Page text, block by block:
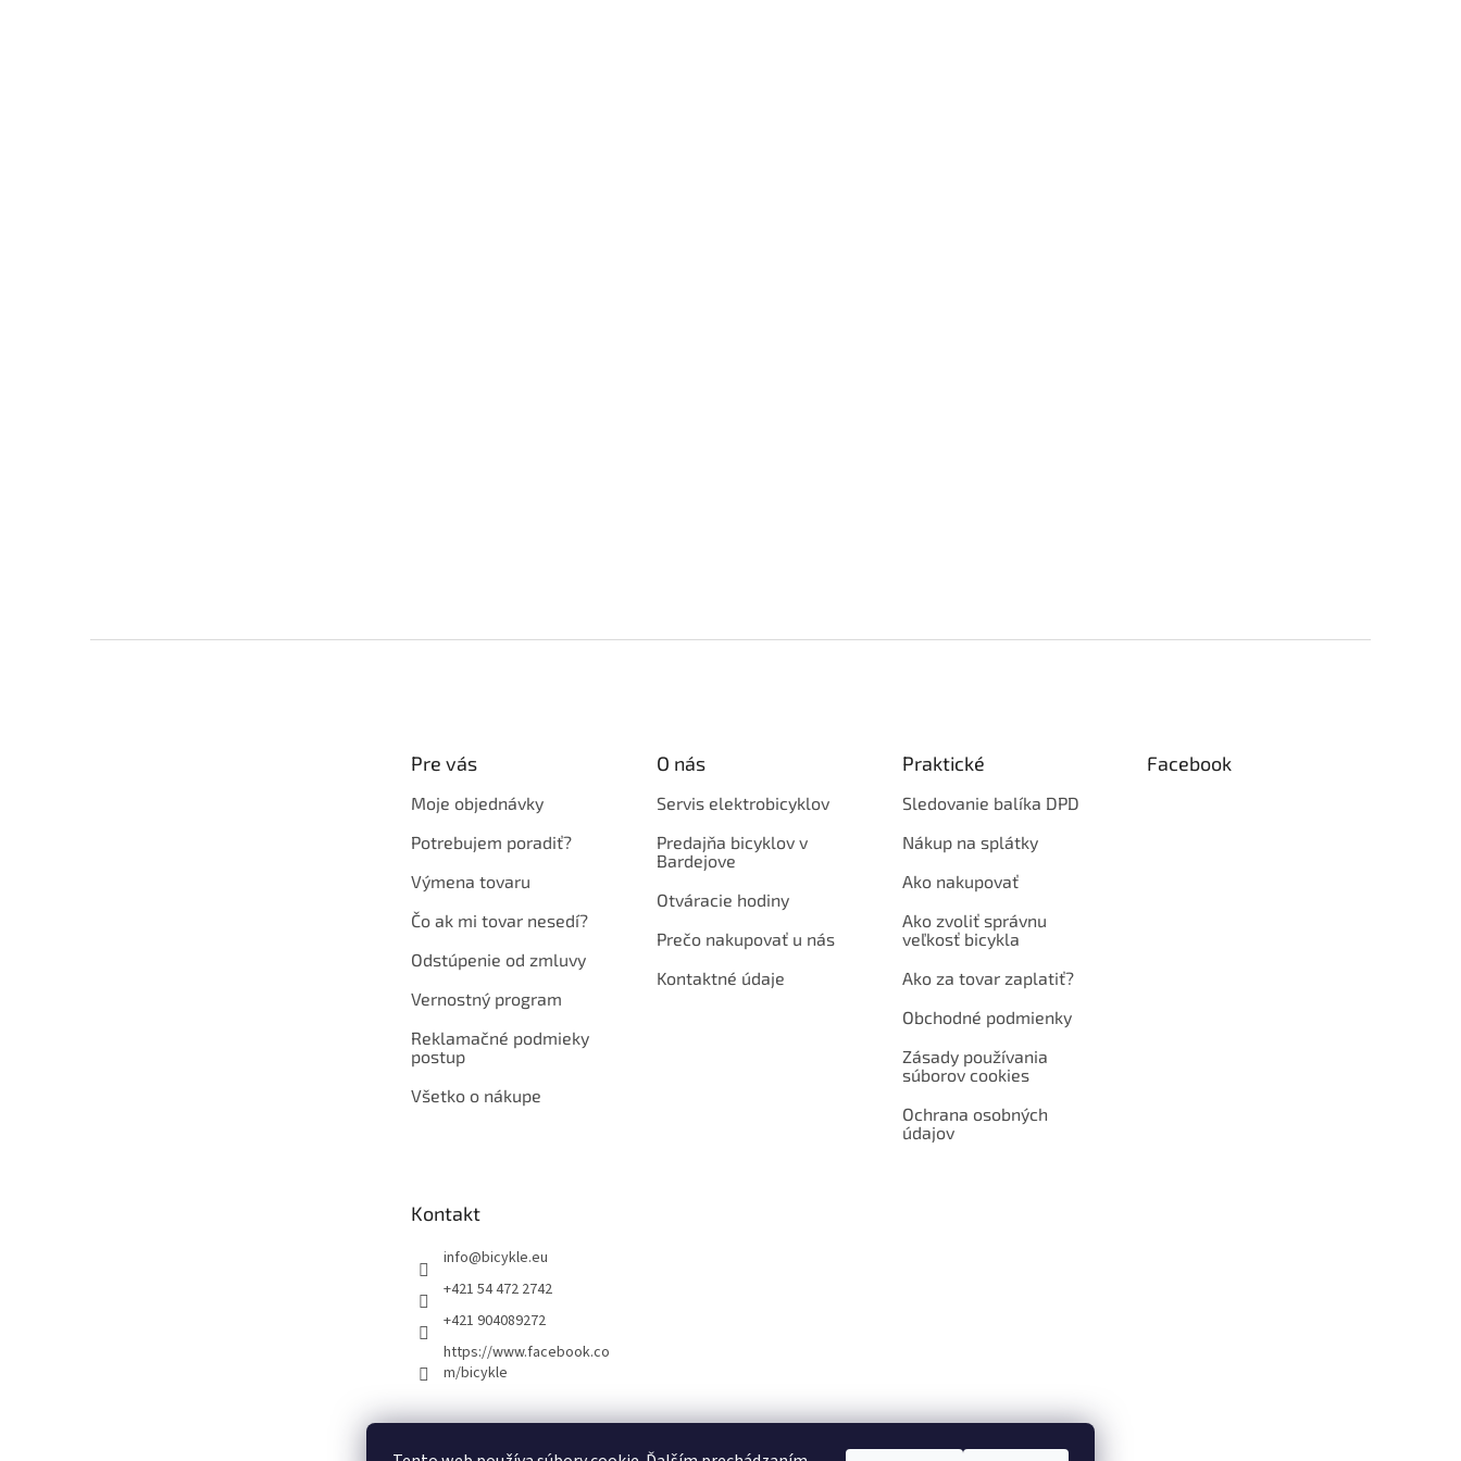
Pre vás
Moje objednávky
Potrebujem poradiť?
Výmena tovaru
Čo ak mi tovar nesedí?
Odstúpenie od zmluvy
Vernostný program
Reklamačné podmieky
postup
Všetko o nákupe
O nás
Servis elektrobicyklov
Predajňa bicyklov v
Bardejove
Otváracie hodiny
Prečo nakupovať u nás
Kontaktné údaje
Praktické
Sledovanie balíka DPD
Nákup na splátky
Ako nakupovať
Ako zvoliť správnu
veľkosť bicykla
Ako za tovar zaplatiť?
Obchodné podmienky
Zásady používania
súborov cookies
Ochrana osobných
údajov
Facebook
Kontakt
info@bicykle.eu
+421 54 472 2742
+421 904089272
https://www.facebook.co
m/bicykle